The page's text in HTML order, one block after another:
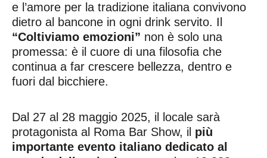
e l’amore per la tradizione italiana convivono
dietro al bancone in ogni drink servito. Il
“Coltiviamo emozioni” non è solo una
promessa: è il cuore di una filosofia che
continua a far crescere bellezza, dentro e
fuori dal bicchiere.
Dal 27 al 28 maggio 2025, il locale sarà
protagonista al Roma Bar Show, il più
importante evento italiano dedicato al